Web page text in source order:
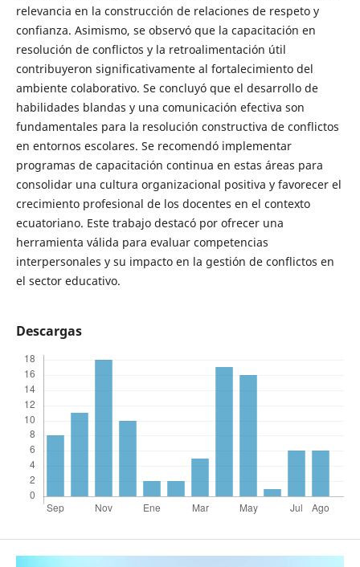
relevancia en la construcción de relaciones de respeto y
confianza. Asimismo, se observó que la capacitación en
resolución de conflictos y la retroalimentación útil
contribuyeron significativamente al fortalecimiento del
ambiente colaborativo. Se concluyó que el desarrollo de
habilidades blandas y una comunicación efectiva son
fundamentales para la resolución constructiva de conflictos
en entornos escolares. Se recomendó implementar
programas de capacitación continua en estas áreas para
consolidar una cultura organizacional positiva y favorecer el
crecimiento profesional de los docentes en el contexto
ecuatoriano. Este trabajo destacó por ofrecer una
herramienta válida para evaluar competencias
interpersonales y su impacto en la gestión de conflictos en
el sector educativo.
Descargas